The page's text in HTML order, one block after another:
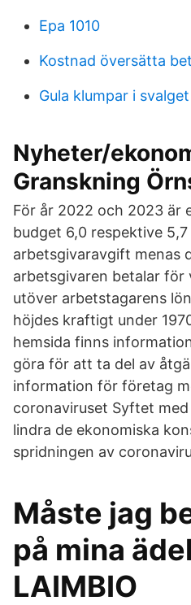
Epa 1010
Kostnad översätta
Gula klumpar i svalget
Nyheter/
Granskning
För år 2022 och 2023 är
budget 6,0 respektive
arbetsgivaravgift menas
arbetsgivaren betalar för
utöver arbetstagarens
höjdes kraftigt under
hemsida finns
göra för att ta del av
information för företag
coronaviruset Syftet
lindra de ekonomiska
spridningen av
Måste jag
på mina
LAIMBIO